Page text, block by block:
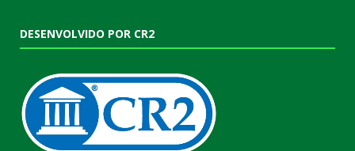
DESENVOLVIDO POR CR2